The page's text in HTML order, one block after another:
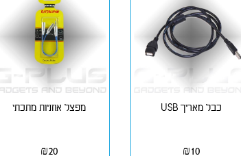
כבל מאריך USB
₪10
מפצל אוזניות מתכתי
₪20